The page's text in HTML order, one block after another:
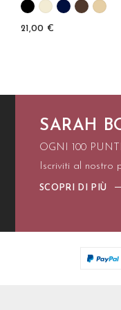
21,00 €
SARAH
OGNI 100
Iscriviti al nostro
SCOPRI DI PIÙ